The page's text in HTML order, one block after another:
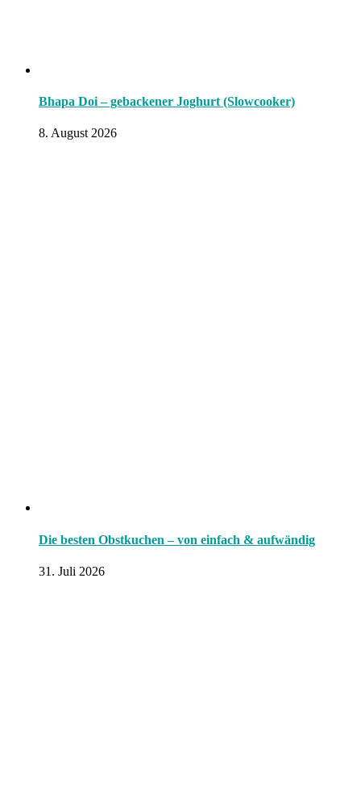
Bhapa Doi – gebackener Joghurt (Slowcooker)
8. August 2026
Die besten Obstkuchen – von einfach & aufwändig
31. Juli 2026